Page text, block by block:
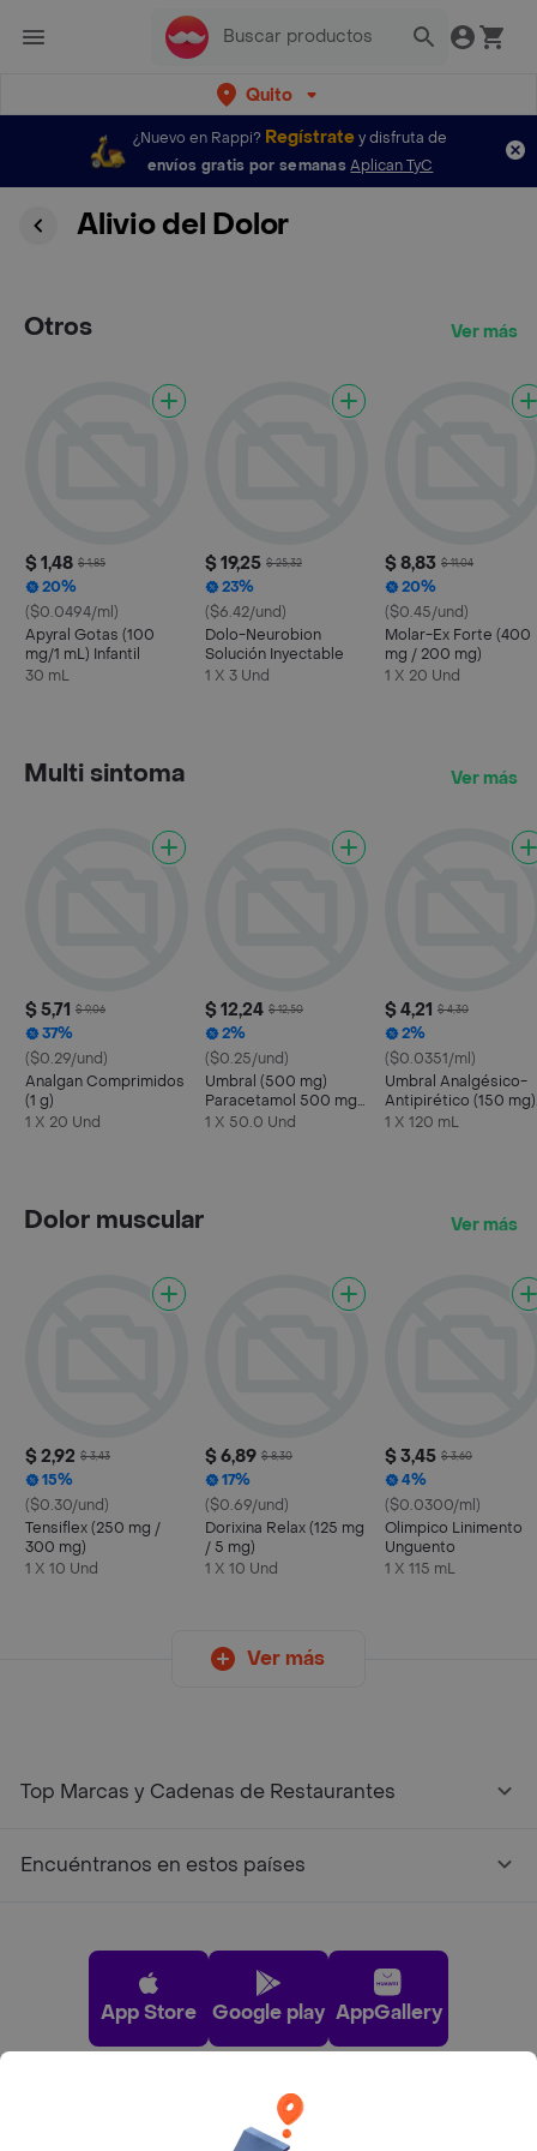
Quito
¿Nuevo en Rappi? Regístratey disfruta de
envíos gratis por semanas Aplican TyC
Alivio del Dolor
Otros Ver más
$ 1,48 $ 1,85
20%
($0.0494/ml)
Apyral Gotas (100
mg/1 mL) Infantil
30 mL
$ 19,25 $ 25,32
23%
($6.42/und)
Dolo-Neurobion
Solución Inyectable
1 X 3 Und
$ 8,83 $ 11,04
20%
($0.45/und)
Molar-Ex Forte (400
mg / 200 mg)
1 X 20 Und
Multi sintoma Ver más
$ 5,71 $ 9,06
37%
($0.29/und)
Analgan Comprimidos
(1 g)
1 X 20 Und
$ 12,24 $ 12,50
2%
($0.25/und)
Umbral (500 mg)
Paracetamol 500 mg
Acetaminofén
1 X 50.0 Und
$ 4,21 $ 4,30
2%
($0.0351/ml)
Umbral Analgésico-
Antipirético (150 mg)
Jarabe Infantil Sabor
1 X 120 mL
Dolor muscular Ver más
$ 2,92 $ 3,43
15%
($0.30/und)
Tensiflex (250 mg /
300 mg)
1 X 10 Und
$ 6,89 $ 8,30
17%
($0.69/und)
Dorixina Relax (125 mg
/ 5 mg)
1 X 10 Und
$ 3,45 $ 3,60
4%
($0.0300/ml)
Olimpico Linimento
Unguento
1 X 115 mL
Ver más
Top Marcas y Cadenas de Restaurantes
Encuéntranos en estos países
App Store Google play AppGallery
Pide tu comida favorita cerca de ti